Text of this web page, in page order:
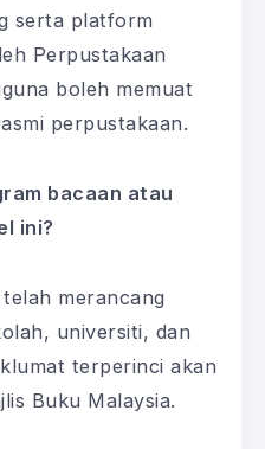
serta platform
Perpustakaan
boleh memuat
perpustakaan.
bacaan atau
ini?
merancang
universiti, dan
terperinci akan
Buku Malaysia.